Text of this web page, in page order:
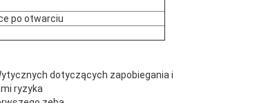
po otwarciu
dotyczących zapobiegania i
ryzyka